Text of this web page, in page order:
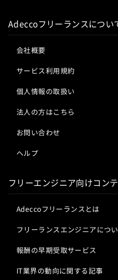
Adeccoフリーランスについ
会社概要
サービス利用規約
個人情報の取扱い
法人の方はこちら
お問い合わせ
ヘルプ
フリーエンジニア向けコン
Adeccoフリーランスとは
フリーランスエンジニアにつ
報酬の早期受取サービス
IT業界の動向に関する記事